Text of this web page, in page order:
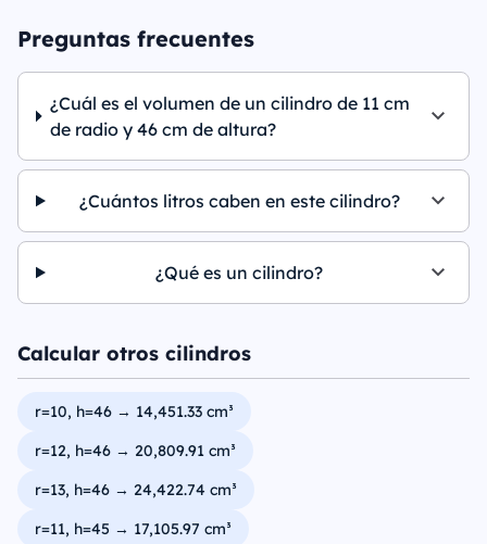
Preguntas frecuentes
¿Cuál es el volumen de un cilindro de 11 cm
de radio y 46 cm de altura?
¿Cuántos litros caben en este cilindro?
¿Qué es un cilindro?
Calcular otros cilindros
r=10, h=46 → 14,451.33 cm³
r=12, h=46 → 20,809.91 cm³
r=13, h=46 → 24,422.74 cm³
r=11, h=45 → 17,105.97 cm³